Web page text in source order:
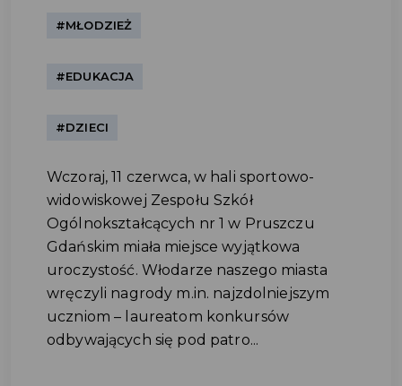
#MŁODZIEŻ
#EDUKACJA
#DZIECI
Wczoraj, 11 czerwca, w hali sportowo-
widowiskowej Zespołu Szkół
Ogólnokształcących nr 1 w Pruszczu
Gdańskim miała miejsce wyjątkowa
uroczystość. Włodarze naszego miasta
wręczyli nagrody m.in. najzdolniejszym
uczniom – laureatom konkursów
odbywających się pod patro...